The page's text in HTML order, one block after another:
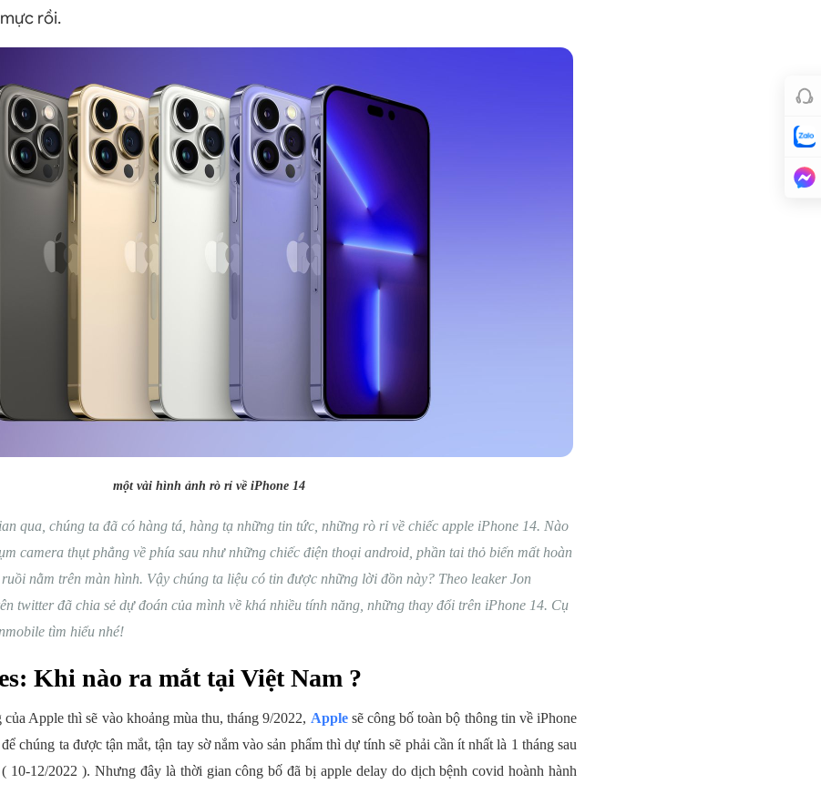
rồi.
một vài hình ảnh rò rỉ về iPhone 14
qua, chúng ta đã có hàng tá, hàng tạ những tin tức, những rò rỉ về chiếc apple iPhone 14. Nào
camera thụt phẳng về phía sau như những chiếc điện thoại android, phần tai thỏ biến mất hoàn
nằm trên màn hình. Vậy chúng ta liệu có tin được những lời đồn này? Theo leaker Jon
twitter đã chia sẻ dự đoán của mình về khá nhiều tính năng, những thay đổi trên iPhone 14. Cụ
tìm hiểu nhé!
Khi nào ra mắt tại Việt Nam ?
Apple thì sẽ vào khoảng mùa thu, tháng 9/2022, Applesẽ công bố toàn bộ thông tin về iPhone
chúng ta được tận mắt, tận tay sờ nắm vào sản phẩm thì dự tính sẽ phải cần ít nhất là 1 tháng sau
10-12/2022 ). Nhưng đây là thời gian công bố đã bị apple delay do dịch bệnh covid hoành hành